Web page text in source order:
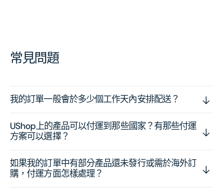
常見問題
我的訂單一般會於多少個工作天內安排配送？
UShop上的產品可以付運到那些國家？有那些付運
方案可以選擇？
如果我的訂單中有部分產品還未發行或需於海外訂
購，付運方面怎樣處理？